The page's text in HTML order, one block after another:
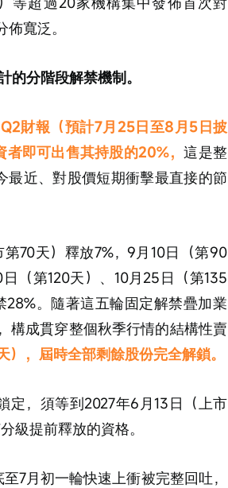
寬泛。
分階段解禁機制。
財報（預計7月25日至8月5日披
者即可出售其持股的20%，這是整
近、對股價短期衝擊最直接的節
第70天）釋放7%，9月10日（第90
（第120天）、10月25日（第135
。隨著這五輪固定解禁疊加業
構成貫穿整個秋季行情的結構性賣
，屆時全部剩餘股份完全解鎖。
定，須等到2027年6月13日（上市
級提前釋放的資格。
7月初一輪快速上衝被完整回吐，